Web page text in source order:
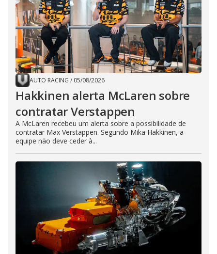
AUTO RACING / 05/08/2026
Hakkinen alerta McLaren sobre
contratar Verstappen
A McLaren recebeu um alerta sobre a possibilidade de
contratar Max Verstappen. Segundo Mika Hakkinen, a
equipe não deve ceder à...